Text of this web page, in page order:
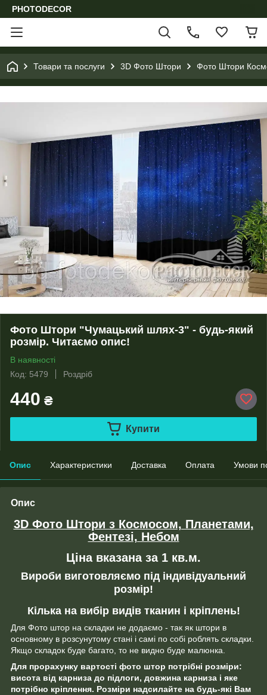
PHOTODECOR
Товари та послуги 3D Фото Штори Фото Штори
Фото Штори "Чумацький шлях-3" - будь-який
розмір. Читаємо опис!
В наявності
Код: 5479
Роздріб
440 ₴
Купити
Опис Характеристики Доставка Оплата Умови
Опис
3D Фото Штори з Космосом, Планетами,
Фентезі, Небом
Ціна вказана за 1 кв.м.
Вироби виготовляємо під індивідуальний
розмір!
Кілька на вибір видів тканин і кріплень!
Для Фото штор на складки не додаємо - так як штори в
основному в розсунутому стані і самі по собі роблять складки.
Якщо складок буде багато, то не видно буде малюнка.
Для прорахунку вартості фото штор потрібні розміри:
висота від карниза до підлоги, довжина карниза і яке
потрібно кріплення. Розміри надсилайте на будь-які Вам